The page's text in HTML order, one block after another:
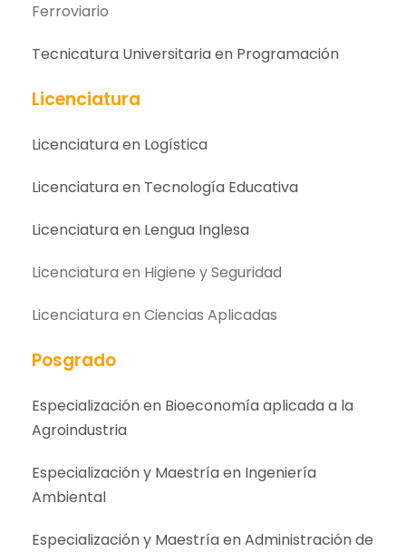
Ferroviario
Tecnicatura Universitaria en Programación
Licenciatura
Licenciatura en Logística
Licenciatura en Tecnología Educativa
Licenciatura en Lengua Inglesa
Licenciatura en Higiene y Seguridad
Licenciatura en Ciencias Aplicadas
Posgrado
Especialización en Bioeconomía aplicada a la
Agroindustria
Especialización y Maestría en Ingeniería
Ambiental
Especialización y Maestría en Administración de